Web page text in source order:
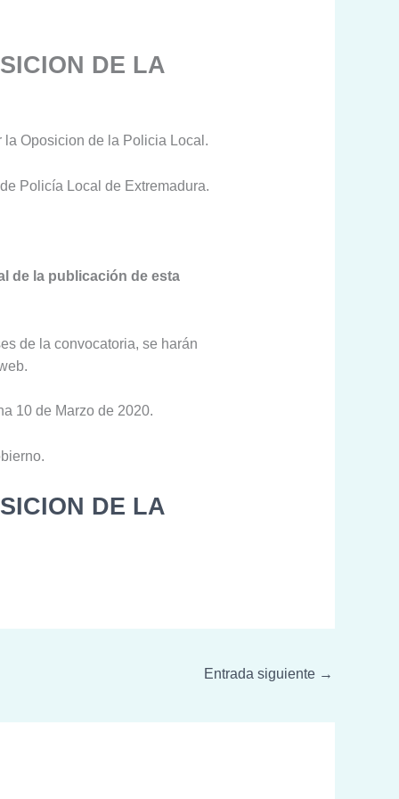
DE LA
Oposicion de la Policia Local.
Policía Local de Extremadura.
de la publicación de esta
de la convocatoria, se harán
10 de Marzo de 2020.
DE LA
Entrada siguiente →